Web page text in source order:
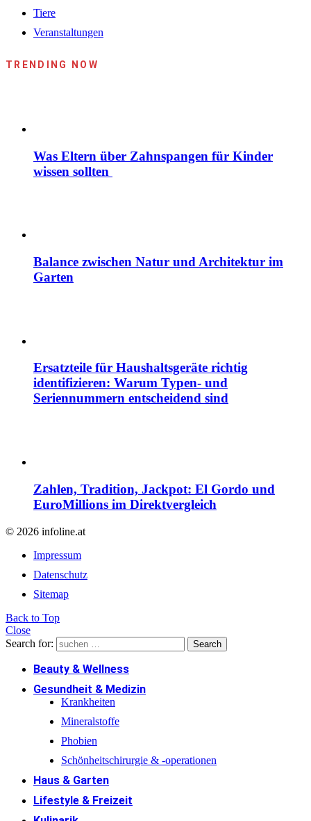
Tiere
Veranstaltungen
TRENDING NOW
Was Eltern über Zahnspangen für Kinder
wissen sollten
Balance zwischen Natur und Architektur im
Garten
Ersatzteile für Haushaltsgeräte richtig
identifizieren: Warum Typen- und
Seriennummern entscheidend sind
Zahlen, Tradition, Jackpot: El Gordo und
EuroMillions im Direktvergleich
© 2026 infoline.at
Impressum
Datenschutz
Sitemap
Back to Top
Close
Search for:
Search
Beauty & Wellness
Gesundheit & Medizin
Krankheiten
Mineralstoffe
Phobien
Schönheitschirurgie & -operationen
Haus & Garten
Lifestyle & Freizeit